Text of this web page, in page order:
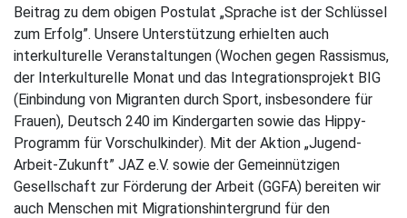
Beitrag zu dem obigen Postulat „Sprache ist der Schlüssel
zum Erfolg”. Unsere Unterstützung erhielten auch
interkulturelle Veranstaltungen (Wochen gegen Rassismus,
der Interkulturelle Monat und das Integrationsprojekt BIG
(Einbindung von Migranten durch Sport, insbesondere für
Frauen), Deutsch 240 im Kindergarten sowie das Hippy-
Programm für Vorschulkinder). Mit der Aktion „Jugend-
Arbeit-Zukunft” JAZ e.V. sowie der Gemeinnützigen
Gesellschaft zur Förderung der Arbeit (GGFA) bereiten wir
auch Menschen mit Migrationshintergrund für den